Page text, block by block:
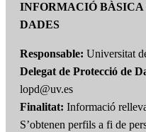
INFORMACIÓ BÀSICA
DADES
Responsable: Universitat
Delegat de Protecció de
lopd@uv.es
Finalitat: Informació
S’obtenen perfils a fi de